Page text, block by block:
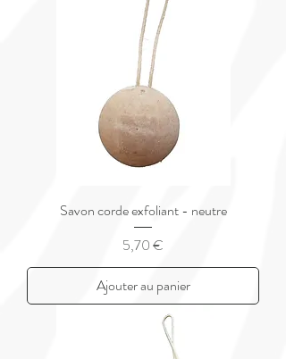
Savon corde exfoliant - neutre
Prix
5,70 €
Ajouter au panier